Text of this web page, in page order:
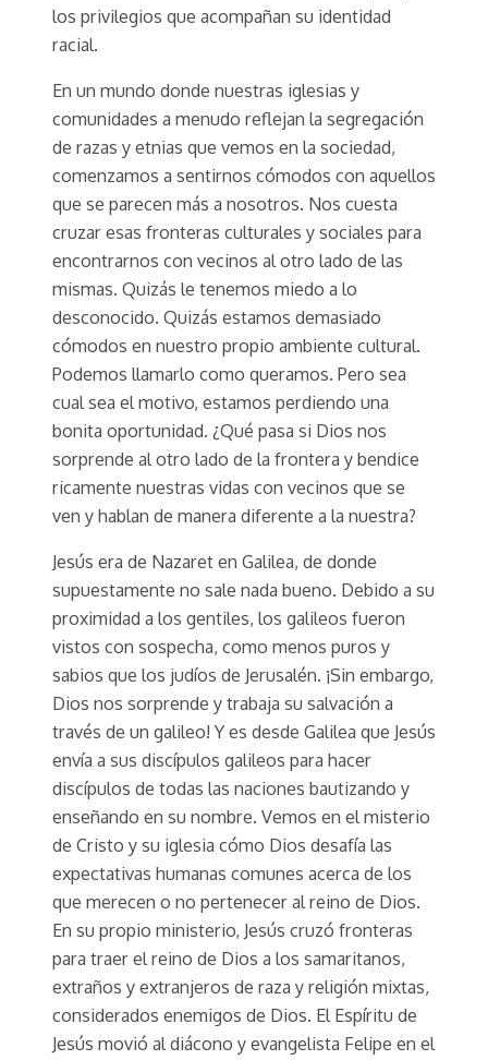
los privilegios que acompañan su identidad
racial.
En un mundo donde nuestras iglesias y
comunidades a menudo reflejan la segregación
de razas y etnias que vemos en la sociedad,
comenzamos a sentirnos cómodos con aquellos
que se parecen más a nosotros. Nos cuesta
cruzar esas fronteras culturales y sociales para
encontrarnos con vecinos al otro lado de las
mismas. Quizás le tenemos miedo a lo
desconocido. Quizás estamos demasiado
cómodos en nuestro propio ambiente cultural.
Podemos llamarlo como queramos. Pero sea
cual sea el motivo, estamos perdiendo una
bonita oportunidad. ¿Qué pasa si Dios nos
sorprende al otro lado de la frontera y bendice
ricamente nuestras vidas con vecinos que se
ven y hablan de manera diferente a la nuestra?
Jesús era de Nazaret en Galilea, de donde
supuestamente no sale nada bueno. Debido a su
proximidad a los gentiles, los galileos fueron
vistos con sospecha, como menos puros y
sabios que los judíos de Jerusalén. ¡Sin embargo,
Dios nos sorprende y trabaja su salvación a
través de un galileo! Y es desde Galilea que Jesús
envía a sus discípulos galileos para hacer
discípulos de todas las naciones bautizando y
enseñando en su nombre. Vemos en el misterio
de Cristo y su iglesia cómo Dios desafía las
expectativas humanas comunes acerca de los
que merecen o no pertenecer al reino de Dios.
En su propio ministerio, Jesús cruzó fronteras
para traer el reino de Dios a los samaritanos,
extraños y extranjeros de raza y religión mixtas,
considerados enemigos de Dios. El Espíritu de
Jesús movió al diácono y evangelista Felipe en el